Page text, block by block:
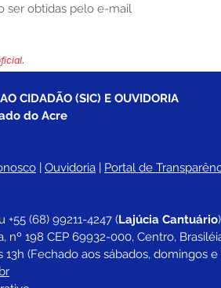
ser obtidas pelo e-mail
CIDADÃO (SIC) E OUVIDORIA
do Acre
| Ouvidoria | Portal de
+55 (68) 99211-4247 (Lajúcia Cantuário)
nº 198 CEP 69932-000, Centro,
13h (Fechado aos sábados, domingos